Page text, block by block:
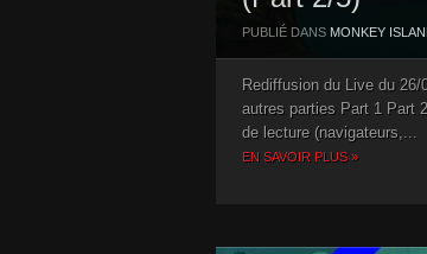
PUBLIÉ DANS MONKEY
Rediffusion du Live du
autres parties Part 1 Part
de lecture (navigateurs,...
EN SAVOIR PLUS »